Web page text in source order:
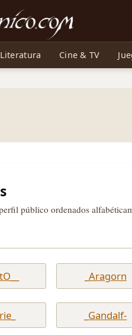
los Anillos, Los Anillos de Poder,
Literatura Cine & TV
público ordenados
_Aragorn
_Gandalf-